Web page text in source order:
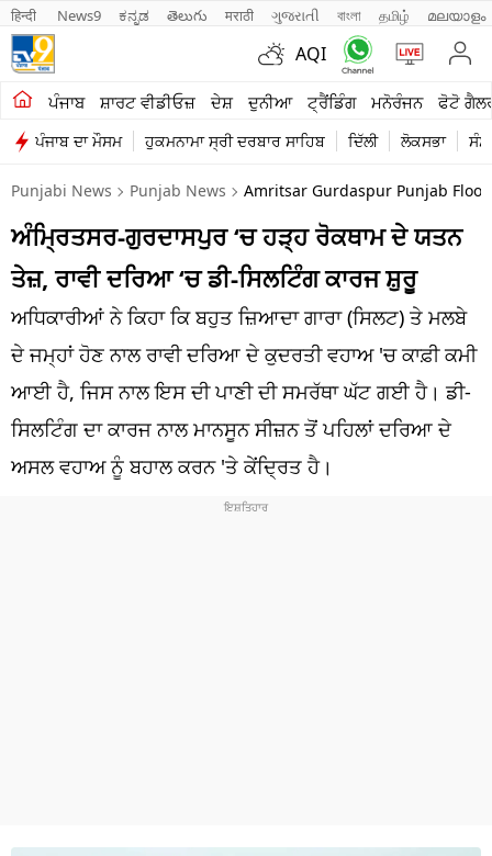
हिन्दी News9 ಕನ್ನಡ తెలుగు मराठी ગુજરાતી বাংলা தமிழ் മലയാളം
AQI
ਪੰਜਾਬ ਸ਼ਾਰਟ ਵੀਡੀਓਜ਼ ਦੇਸ਼ ਦੁਨੀਆ ਟ੍ਰੈਂਡਿੰਗ ਮਨੋਰੰਜਨ ਫੋਟੋ
ਪੰਜਾਬ ਦਾ ਮੌਸਮ ਹੁਕਮਨਾਮਾ ਸ੍ਰੀ ਦਰਬਾਰ ਸਾਹਿਬ ਦਿੱਲੀ ਲੋਕਸਭਾ
ਖੇਤੀਬਾੜੀ
ਸ਼ਾਰਟ ਵੀਡੀਓਜ਼
ਕਾਰੋਬਾਰ
ਕਰਿਅਰ
ਮਨੋਰੰਜਨ
ਦੇਸ਼
ਲਾਈਫ ਸਟਾਈਲ
Punjabi News Punjab News Amritsar Gurdaspur Punjab
ਅੰਮ੍ਰਿਤਸਰ-ਗੁਰਦਾਸਪੁਰ ‘ਚ ਹੜ੍ਹ ਰੋਕਥਾਮ ਦੇ ਯਤਨ
ਤੇਜ਼, ਰਾਵੀ ਦਰਿਆ ‘ਚ ਡੀ-ਸਿਲਟਿੰਗ ਕਾਰਜ ਸ਼ੁਰੂ
ਅਧਿਕਾਰੀਆਂ ਨੇ ਕਿਹਾ ਕਿ ਬਹੁਤ ਜ਼ਿਆਦਾ ਗਾਰਾ (ਸਿਲਟ) ਤੇ ਮਲਬੇ
ਦੇ ਜਮ੍ਹਾਂ ਹੋਣ ਨਾਲ ਰਾਵੀ ਦਰਿਆ ਦੇ ਕੁਦਰਤੀ ਵਹਾਅ 'ਚ ਕਾਫ਼ੀ ਕਮੀ
ਆਈ ਹੈ, ਜਿਸ ਨਾਲ ਇਸ ਦੀ ਪਾਣੀ ਦੀ ਸਮਰੱਥਾ ਘੱਟ ਗਈ ਹੈ। ਡੀ-
ਸਿਲਟਿੰਗ ਦਾ ਕਾਰਜ ਨਾਲ ਮਾਨਸੂਨ ਸੀਜ਼ਨ ਤੋਂ ਪਹਿਲਾਂ ਦਰਿਆ ਦੇ
ਅਸਲ ਵਹਾਅ ਨੂੰ ਬਹਾਲ ਕਰਨ 'ਤੇ ਕੇਂਦ੍ਰਿਤ ਹੈ।